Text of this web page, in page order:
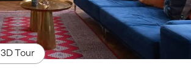
3D Tour